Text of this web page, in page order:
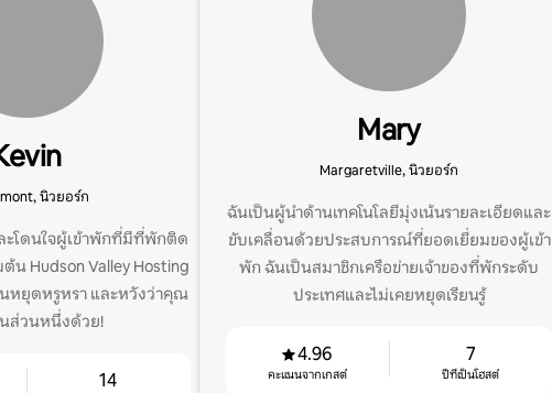
นิวยอร์ก
ะโดนใจผู้เข้าพักที่มีที่พักติด
น Hudson Valley Hosting
หยุดหรูหรา และหวังว่าคุณ
นส่วนหนึ่งด้วย!
14
Mary
Margaretville, นิวยอร์ก
ฉันเป็นผู้นำด้านเทคโนโลยีมุ่งเน้นรายละเอียดและ
ขับเคลื่อนด้วยประสบการณ์ที่ยอดเยี่ยมของผู้เข้า
พัก ฉันเป็นสมาชิกเครือข่ายเจ้าของที่พักระดับ
ประเทศและไม่เคยหยุดเรียนรู้
4.96
คะแนนจากเกสต์
7
ปีที่เป็นโฮสต์